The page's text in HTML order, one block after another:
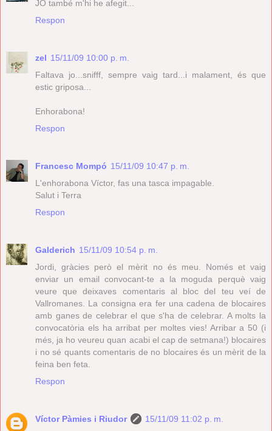
JO també m'hi he afegit...
Respon
zel 15/11/09 10:00 p. m.
Faltava jo...snifff, sempre vaig tard...i malament, és que
estic griposa...
Enhorabona!
Respon
Francesc Mompó 15/11/09 10:47 p. m.
L'enhorabona Víctor, fas una tasca impagable.
Salut i Terra
Respon
Galderich 15/11/09 10:54 p. m.
Jordi, gràcies però el mèrit no és meu. Només et vaig
enviar un email convocant-te a la moguda perquè vaig
veure que deixaves comentaris al bloc del teu veí de
Vallromanes. La consigna era fer una cadena de blocaires
amb ganes de celebrar el que s'ha de celebrar. A molts la
convocatòria els ha arribat per moltes vies! Arribar a 50 (i
més, ja ho veureu quan acabi el cap de setmana!) blocaires
i no sé quants comentaris de no blocaires és un mèrit de la
feina ben feta.
Respon
Víctor Pàmies i Riudor
15/11/09 11:02 p. m.